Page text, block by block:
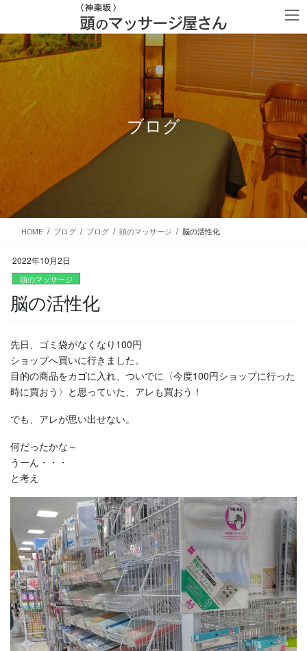
テ
ン
ツ
に
ゲ
ー
シ
ョ
ブログ
HOME ブログ ブログ 頭のマッサージ 脳の活性化
2022年10月2日
頭のマッサージ
脳の活性化
先日、ゴミ袋がなくなり100円
ショップへ買いに行きました。
目的の商品をカゴに入れ、ついでに〈今度100円ショップに行った
時に買おう〉と思っていた、アレも買おう！
でも、アレが思い出せない。
何だったかな～
うーん・・・
と考え